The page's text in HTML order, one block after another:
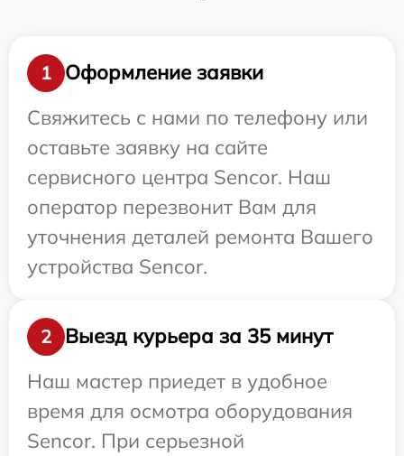
1
Оформление заявки
Свяжитесь с нами по телефону или
оставьте заявку на сайте
сервисного центра Sencor. Наш
оператор перезвонит Вам для
уточнения деталей ремонта Вашего
устройства Sencor.
2
Выезд курьера за 35 минут
Наш мастер приедет в удобное
время для осмотра оборудования
Sencor. При серьезной